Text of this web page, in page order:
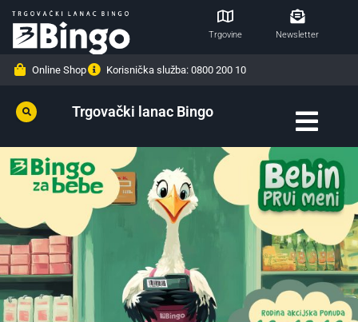
Trgovine Newsletter
Online Shop Korisnička služba: 0800 200 10
Trgovački lanac Bingo